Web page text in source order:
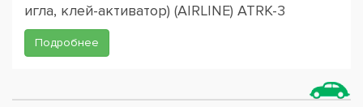
игла, клей-активатор) (AIRLINE) ATRK-3
Подробнее